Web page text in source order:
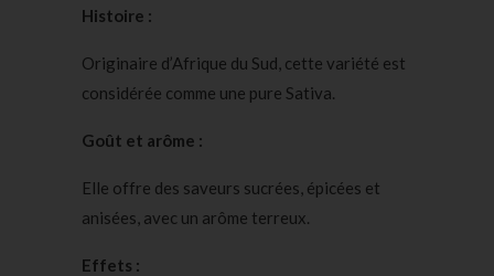
Histoire :
Originaire d’Afrique du Sud, cette variété est
considérée comme une pure Sativa.
Goût et arôme :
Elle offre des saveurs sucrées, épicées et
anisées, avec un arôme terreux.
Effets :